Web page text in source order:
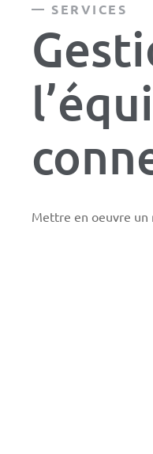
SERVICES
Mettre en oeuvre un